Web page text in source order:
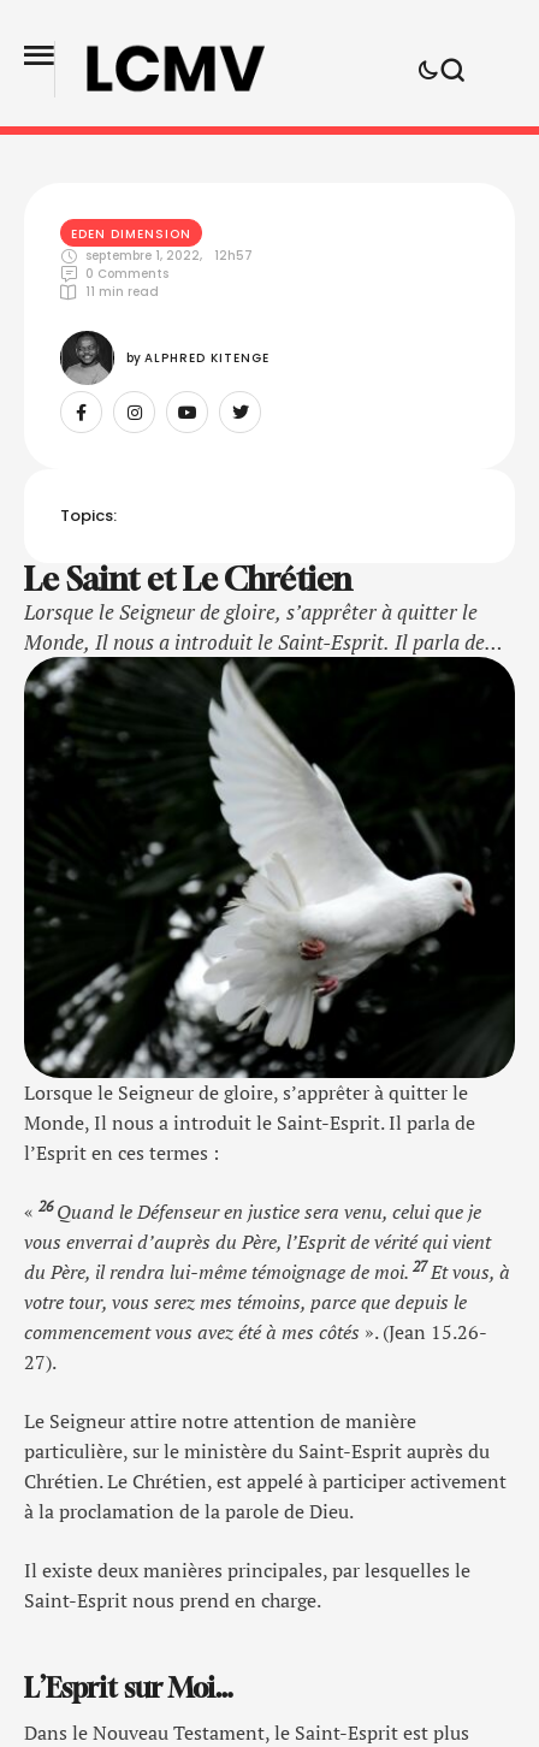
EDEN DIMENSION
septembre 1, 2022,
12h57
0 Comments
11 min read
by ALPHRED KITENGE
Topics:
Le Saint et Le Chrétien
Lorsque le Seigneur de gloire, s’apprêter à quitter le
Monde, Il nous a introduit le Saint-Esprit. Il parla de
l’Esprit en ces termes : « 26 Quand le Défenseur en
justice sera venu, celui que je vous enverrai d’auprès du
Père, l’Esprit de vérité qui vient du Père, il rendra lui-
même témoignage de moi. 27 Et vous, à votre tour, …
Lorsque le Seigneur de gloire, s’apprêter à quitter le
Monde, Il nous a introduit le Saint-Esprit. Il parla de
l’Esprit en ces termes :
« 26 Quand le Défenseur en justice sera venu, celui que je
vous enverrai d’auprès du Père, l’Esprit de vérité qui vient
du Père, il rendra lui-même témoignage de moi. 27Et vous, à
votre tour, vous serez mes témoins, parce que depuis le
commencement vous avez été à mes côtés ». (Jean 15.26-
27).
Le Seigneur attire notre attention de manière
particulière, sur le ministère du Saint-Esprit auprès du
Chrétien. Le Chrétien, est appelé à participer activement
à la proclamation de la parole de Dieu.
Il existe deux manières principales, par lesquelles le
Saint-Esprit nous prend en charge.
L’Esprit sur Moi…
Dans le Nouveau Testament, le Saint-Esprit est plus